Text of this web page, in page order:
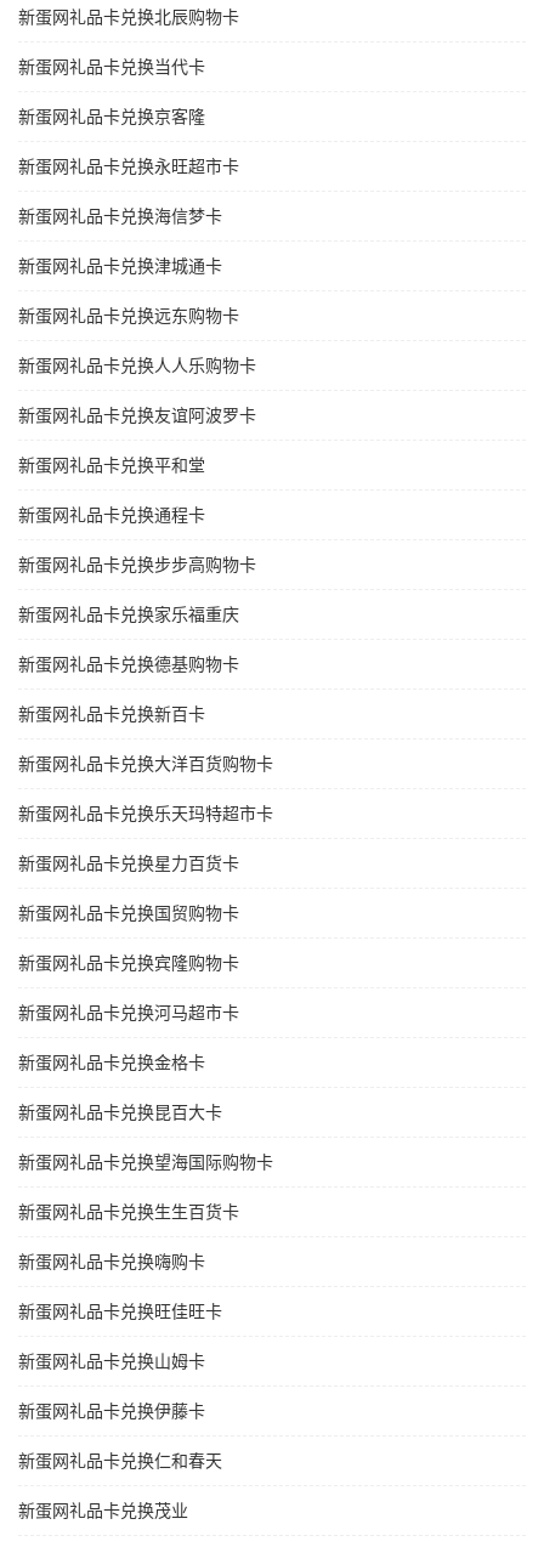
新蛋网礼品卡兑换北辰购物卡
新蛋网礼品卡兑换当代卡
新蛋网礼品卡兑换京客隆
新蛋网礼品卡兑换永旺超市卡
新蛋网礼品卡兑换海信梦卡
新蛋网礼品卡兑换津城通卡
新蛋网礼品卡兑换远东购物卡
新蛋网礼品卡兑换人人乐购物卡
新蛋网礼品卡兑换友谊阿波罗卡
新蛋网礼品卡兑换平和堂
新蛋网礼品卡兑换通程卡
新蛋网礼品卡兑换步步高购物卡
新蛋网礼品卡兑换家乐福重庆
新蛋网礼品卡兑换德基购物卡
新蛋网礼品卡兑换新百卡
新蛋网礼品卡兑换大洋百货购物卡
新蛋网礼品卡兑换乐天玛特超市卡
新蛋网礼品卡兑换星力百货卡
新蛋网礼品卡兑换国贸购物卡
新蛋网礼品卡兑换宾隆购物卡
新蛋网礼品卡兑换河马超市卡
新蛋网礼品卡兑换金格卡
新蛋网礼品卡兑换昆百大卡
新蛋网礼品卡兑换望海国际购物卡
新蛋网礼品卡兑换生生百货卡
新蛋网礼品卡兑换嗨购卡
新蛋网礼品卡兑换旺佳旺卡
新蛋网礼品卡兑换山姆卡
新蛋网礼品卡兑换伊藤卡
新蛋网礼品卡兑换仁和春天
新蛋网礼品卡兑换茂业